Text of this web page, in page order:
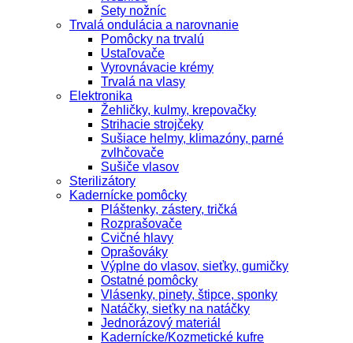
Sety nožníc
Trvalá ondulácia a narovnanie
Pomôcky na trvalú
Ustaľovače
Vyrovnávacie krémy
Trvalá na vlasy
Elektronika
Žehličky, kulmy, krepovačky
Strihacie strojčeky
Sušiace helmy, klimazóny, parné
zvlhčovače
Sušiče vlasov
Sterilizátory
Kadernícke pomôcky
Pláštenky, zástery, tričká
Rozprašovače
Cvičné hlavy
Oprašováky
Výplne do vlasov, sieťky, gumičky
Ostatné pomôcky
Vlásenky, pinety, štipce, sponky
Natáčky, sieťky na natáčky
Jednorázový materiál
Kadernícke/Kozmetické kufre